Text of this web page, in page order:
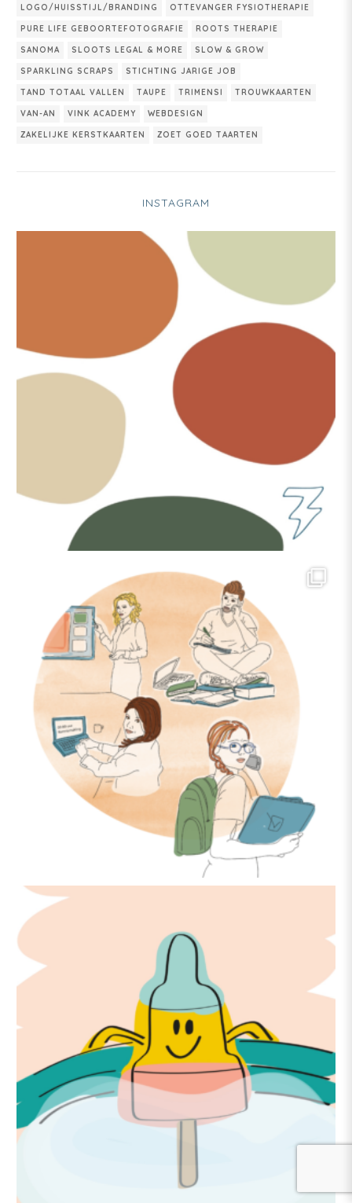
LOGO/HUISSTIJL/BRANDING OTTEVANGER FYSIOTHERAPIE
PURE LIFE GEBOORTEFOTOGRAFIE ROOTS THERAPIE
SANOMA SLOOTS LEGAL & MORE SLOW & GROW
SPARKLING SCRAPS STICHTING JARIGE JOB
TAND TOTAAL VALLEN TAUPE TRIMENSI TROUWKAARTEN
VAN-AN VINK ACADEMY WEBDESIGN
ZAKELIJKE KERSTKAARTEN ZOET GOED TAARTEN
INSTAGRAM